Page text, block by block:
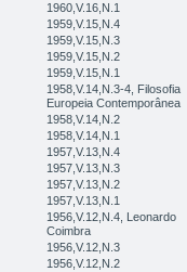
1960,V.16,N.1
1959,V.15,N.4
1959,V.15,N.3
1959,V.15,N.2
1959,V.15,N.1
1958,V.14,N.3-4, Filosofia
Europeia Contemporânea
1958,V.14,N.2
1958,V.14,N.1
1957,V.13,N.4
1957,V.13,N.3
1957,V.13,N.2
1957,V.13,N.1
1956,V.12,N.4, Leonardo
Coimbra
1956,V.12,N.3
1956,V.12,N.2